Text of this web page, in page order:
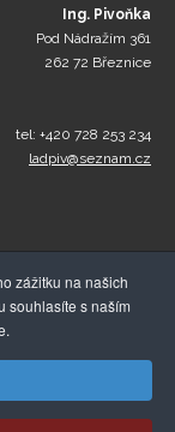
Ing. Pivoňka
Pod Nádražím 361
262 72 Březnice
tel: +420 728 253 234
ladpiv@seznam.cz
zážitku na našich
souhlasíte s naším